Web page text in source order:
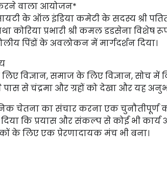
वाला आयोजन*
के ऑल इंडिया कमेटी के सदस्य श्री
कोरिया प्रभारी श्री कमल डडसेना विशेष
पिंडों के अवलोकन में मार्गदर्शन दिया।
विज्ञान, समाज के लिए विज्ञान, सोच में
पास से चंद्रमा और ग्रहों को देखा और यह
चेतना का संचार करना एक चुनौतीपूर्ण
कि प्रयास और संकल्प से कोई भी
के लिए एक प्रेरणादायक मंच भी बना।